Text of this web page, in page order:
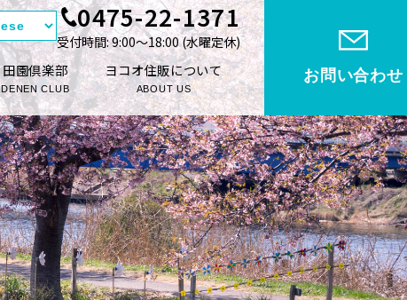
0475-22-1371
受付時間: 9:00〜18:00 (⽔曜定休)
田園倶楽部
DENEN CLUB
ヨコオ住販について
ABOUT US
お問い合わせ